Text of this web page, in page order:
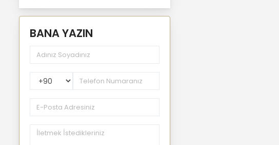
BANA YAZIN
PhoneNumberCountryPhoneCode